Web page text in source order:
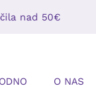
nad 50€
O NAS